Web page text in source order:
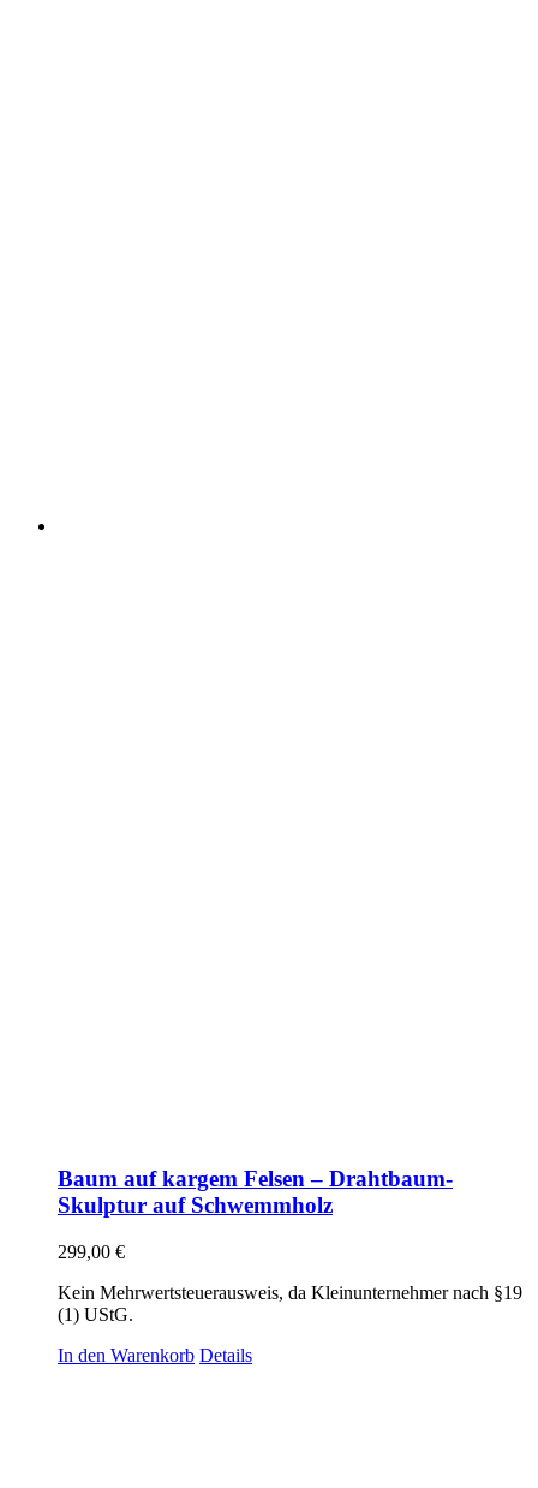
Baum auf kargem Felsen – Drahtbaum-
Skulptur auf Schwemmholz
299,00 €
Kein Mehrwertsteuerausweis, da Kleinunternehmer nach §19
(1) UStG.
In den Warenkorb Details